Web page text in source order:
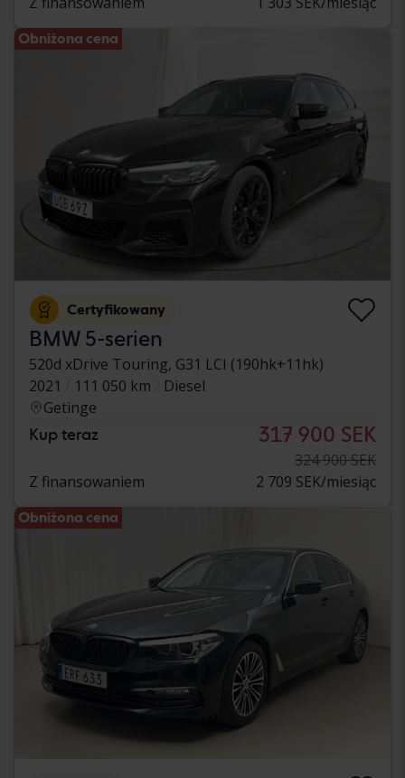
Obniżona cena
Certyfikowany
BMW 5-serien
520d xDrive Touring, G31 LCI (190hk+11hk)
2021
111 050 km
Diesel
Getinge
Kup teraz 317 900 SEK
324 900 SEK
Z finansowaniem
2 709 SEK/miesiąc
Obniżona cena